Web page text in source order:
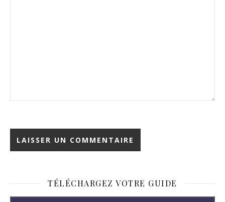
TÉLÉCHARGEZ VOTRE GUIDE